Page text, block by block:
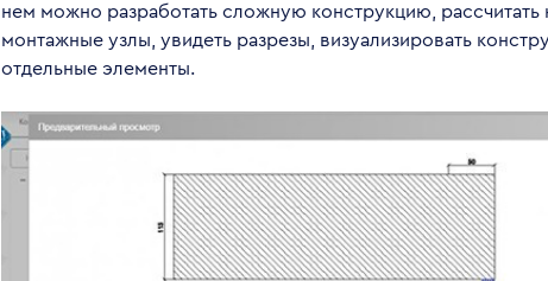
нем можно разработать сложную конструкцию, рассчитать
монтажные узлы, увидеть разрезы, визуализировать
отдельные элементы.